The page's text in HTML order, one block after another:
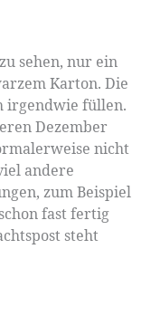
sehen, nur ein
Karton. Die
irgendwie füllen.
Dezember
nicht
andere
zum Beispiel
fast fertig
steht